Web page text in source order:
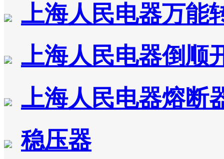
上海人民电器万能
上海人民电器倒顺
上海人民电器熔断
稳压器